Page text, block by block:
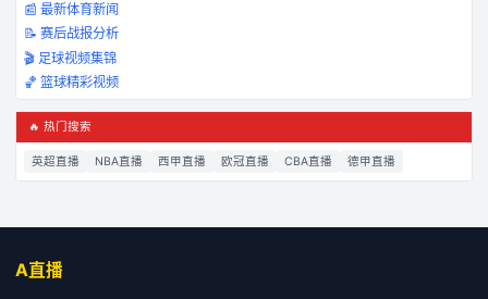
📰 最新体育新闻
📝 赛后战报分析
🎬 足球视频集锦
🏀 篮球精彩视频
🔥 热门搜索
英超直播 NBA直播 西甲直播 欧冠直播 CBA直播 德甲直播
A直播